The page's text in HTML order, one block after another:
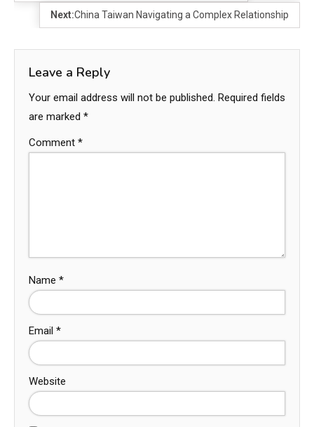
Next:China Taiwan Navigating a Complex Relationship
Leave a Reply
Your email address will not be published. Required fields
are marked *
Comment *
Name *
Email *
Website